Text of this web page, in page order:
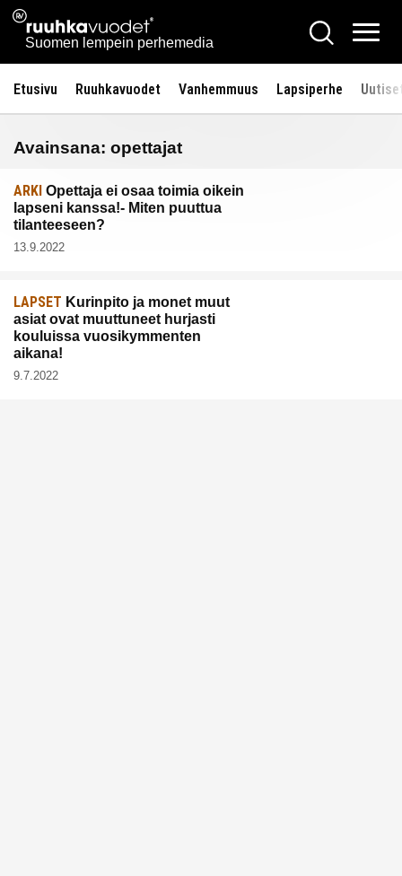
Siirry
sisältöön
Ruuhkavuodet.fi
Suomen lempein perhemedia
Hae
Etusivu Ruuhkavuodet Vanhemmuus Lapsiperhe
Avainsana: opettajat
ARKI Opettaja ei osaa toimia oikein
lapseni kanssa!- Miten puuttua
tilanteeseen?
13.9.2022
LAPSET Kurinpito ja monet muut
asiat ovat muuttuneet hurjasti
kouluissa vuosikymmenten
aikana!
9.7.2022